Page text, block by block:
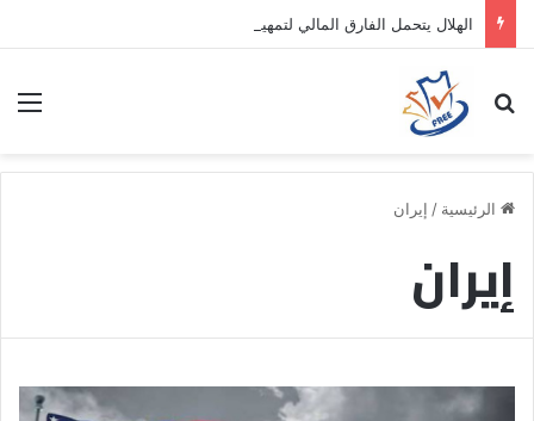
بحث عن
الرئيسية / إيران
إيران